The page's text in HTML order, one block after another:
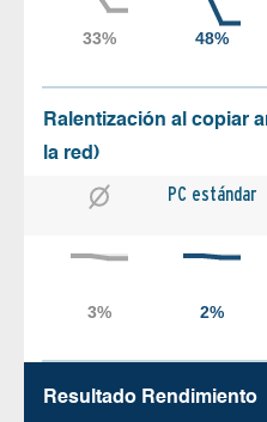
Ralentización al copiar
la red)
PC estándar
Resultado Rendimiento